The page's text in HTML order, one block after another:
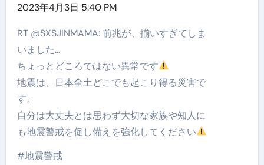
2023年4月3日 5:40 PM
RT @SXSJINMAMA: 前兆が、揃いすぎてしま
いました…
ちょっとどころではない異常です
地震は、日本全土どこでも起こり得る災害で
す。
自分は大丈夫とは思わず大切な家族や知人に
も地震警戒を促し備えを強化してください
#地震警戒